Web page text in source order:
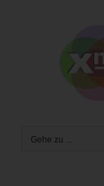
Gehe zu ...